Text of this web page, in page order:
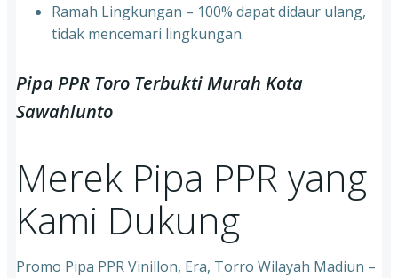
⁠Ramah Lingkungan – 100% dapat didaur ulang,
tidak mencemari lingkungan.
Pipa PPR Toro Terbukti Murah Kota
Sawahlunto
Merek Pipa PPR yang
Kami Dukung
Promo Pipa PPR Vinillon, Era, Torro Wilayah Madiun –